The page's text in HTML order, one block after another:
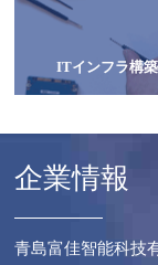
ITインフラ構
企業情報
青島富佳智能科技